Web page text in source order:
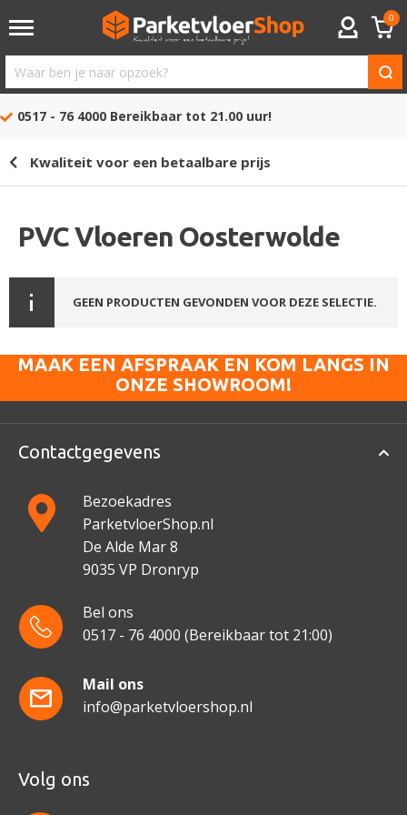
ACCOUNT
0
Waar
ben
opzoek?
0517 - 76 4000 Bereikbaar tot 21.00 uur!
Kwaliteit voor een betaalbare prijs
PVC Vloeren Oosterwolde
GEEN PRODUCTEN GEVONDEN VOOR DEZE SELECTIE.
MAAK EEN AFSPRAAK EN KOM LANGS IN
ONZE SHOWROOM!
Contactgegevens
Bezoekadres
ParketvloerShop.nl
De Alde Mar 8
9035 VP Dronryp
Bel ons
0517 - 76 4000 (Bereikbaar tot 21:00)
Mail ons
info@parketvloershop.nl
Volg ons